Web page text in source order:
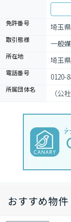
免許番号
埼玉
取引態様 一般
所在地 埼玉
電話番号 0120-
所属団体名 （公
おすすめ物